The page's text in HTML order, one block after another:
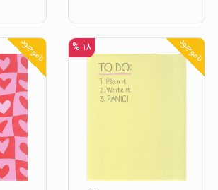
ناموجود ۱۸ % ناموجود